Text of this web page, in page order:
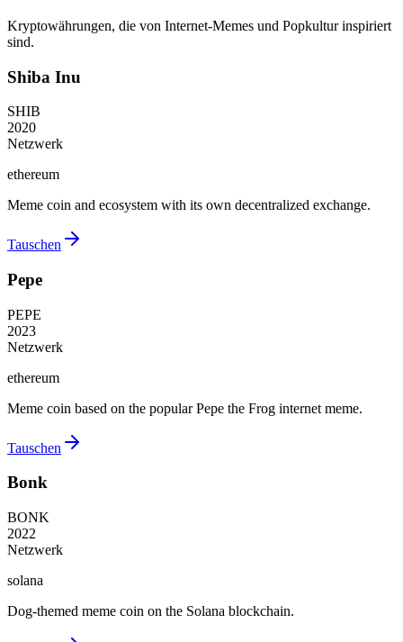
Kryptowährungen, die von Internet-Memes und Popkultur inspiriert
sind.
Shiba Inu
SHIB
2020
Netzwerk
ethereum
Meme coin and ecosystem with its own decentralized exchange.
Tauschen
Pepe
PEPE
2023
Netzwerk
ethereum
Meme coin based on the popular Pepe the Frog internet meme.
Tauschen
Bonk
BONK
2022
Netzwerk
solana
Dog-themed meme coin on the Solana blockchain.